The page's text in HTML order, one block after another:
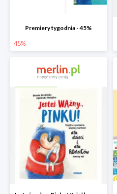
Premiery tygodnia - 45%
45%